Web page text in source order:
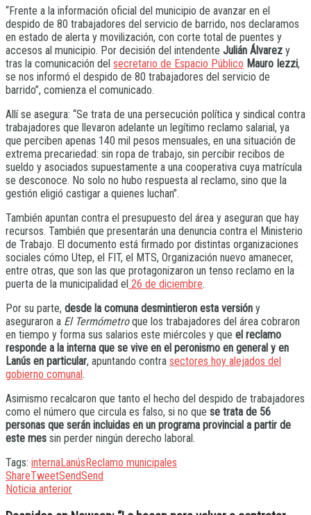
“Frente a la información oficial del municipio de avanzar en el
despido de 80 trabajadores del servicio de barrido, nos declaramos
en estado de alerta y movilización, con corte total de puentes y
accesos al municipio. Por decisión del intendente Julián Álvarez y
tras la comunicación del secretario de Espacio Público Mauro Iezzi,
se nos informó el despido de 80 trabajadores del servicio de
barrido”, comienza el comunicado.
Allí se asegura: “Se trata de una persecución política y sindical contra
trabajadores que llevaron adelante un legítimo reclamo salarial, ya
que perciben apenas 140 mil pesos mensuales, en una situación de
extrema precariedad: sin ropa de trabajo, sin percibir recibos de
sueldo y asociados supuestamente a una cooperativa cuya matrícula
se desconoce. No solo no hubo respuesta al reclamo, sino que la
gestión eligió castigar a quienes luchan”.
También apuntan contra el presupuesto del área y aseguran que hay
recursos. También que presentarán una denuncia contra el Ministerio
de Trabajo. El documento está firmado por distintas organizaciones
sociales cómo Utep, el FIT, el MTS, Organización nuevo amanecer,
entre otras, que son las que protagonizaron un tenso reclamo en la
puerta de la municipalidad el 26 de diciembre.
Por su parte, desde la comuna desmintieron esta versión y
aseguraron a El Termómetroque los trabajadores del área cobraron
en tiempo y forma sus salarios este miércoles y que el reclamo
responde a la interna que se vive en el peronismo en general y en
Lanús en particular, apuntando contra sectores hoy alejados del
gobierno comunal.
Asimismo recalcaron que tanto el hecho del despido de trabajadores
como el número que circula es falso, si no que se trata de 56
personas que serán incluidas en un programa provincial a partir de
este mes sin perder ningún derecho laboral.
Tags: internaLanúsReclamo municipales
ShareTweetSendSend
Noticia anterior